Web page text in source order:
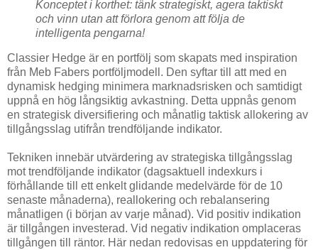
Konceptet i korthet: tänk strategiskt, agera taktiskt
och vinn utan att förlora genom att följa de
intelligenta pengarna!
Classier Hedge är en portfölj som skapats med inspiration
från Meb Fabers portföljmodell. Den syftar till att med en
dynamisk hedging minimera marknadsrisken och samtidigt
uppnå en hög långsiktig avkastning. Detta uppnås genom
en strategisk diversifiering och månatlig taktisk allokering av
tillgångsslag utifrån trendföljande indikator.
Tekniken innebär utvärdering av strategiska tillgångsslag
mot trendföljande indikator (dagsaktuell indexkurs i
förhållande till ett enkelt glidande medelvärde för de 10
senaste månaderna), reallokering och rebalansering
månatligen (i början av varje månad). Vid positiv indikation
är tillgången investerad. Vid negativ indikation omplaceras
tillgången till räntor. Här nedan redovisas en uppdatering för